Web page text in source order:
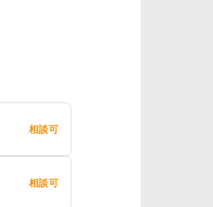
相談可
相談可